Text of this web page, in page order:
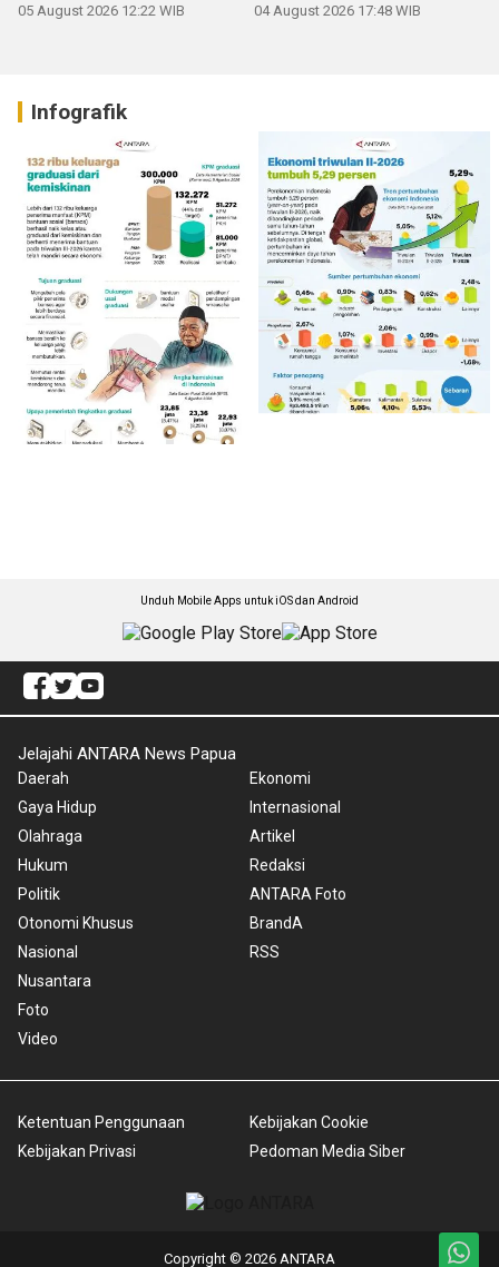
05 August 2026 12:22 WIB 04 August 2026 17:48 WIB
Infografik
Unduh Mobile Apps untuk iOS dan Android
Jelajahi ANTARA News Papua
Daerah
Gaya Hidup
Olahraga
Hukum
Politik
Otonomi Khusus
Nasional
Nusantara
Foto
Video
Ekonomi
Internasional
Artikel
Redaksi
ANTARA Foto
BrandA
RSS
Ketentuan Penggunaan
Kebijakan Privasi
Kebijakan Cookie
Pedoman Media Siber
Copyright © 2026 ANTARA